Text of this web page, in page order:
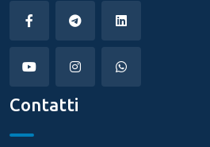
Contatti